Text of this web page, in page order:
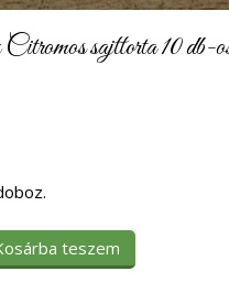
sajttorta 10 db-
teszem